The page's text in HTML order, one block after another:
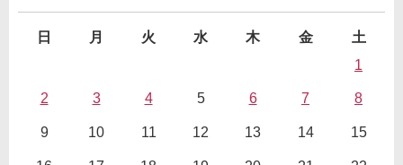
日 月 火 水 木 金
土
1
2 3 4 5 6 7 8
9 10 11 12 13 14 15